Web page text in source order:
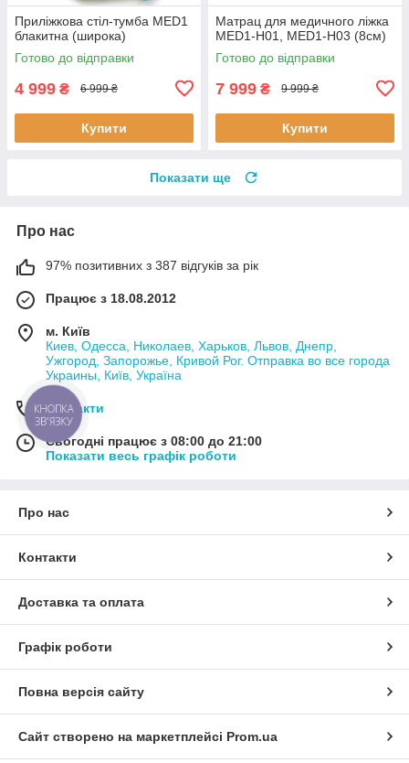
Приліжкова стіл-тумба MED1
блакитна (широка)
Готово до відправки
4 999 ₴ 6 999 ₴
Купити
Матрац для медичного ліжка
MED1-Н01, MED1-Н03 (8см)
Готово до відправки
7 999 ₴ 9 999 ₴
Купити
Показати ще
Про нас
97% позитивних з 387 відгуків за рік
Працює з 18.08.2012
м. Київ
Киев, Одесса, Николаев, Харьков, Львов, Днепр,
Ужгород, Запорожье, Кривой Рог. Отправка во все города
Украины, Київ, Україна
Контакти
Сьогодні працює з 08:00 до 21:00
Показати весь графік роботи
Про нас
Контакти
Доставка та оплата
Графік роботи
Повна версія сайту
Сайт створено на маркетплейсі Prom.ua
КНОПКА
ЗВ'ЯЗКУ